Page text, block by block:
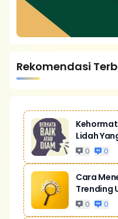
Rekomendasi
Lidah
0 0
Cara
Trending
0 0